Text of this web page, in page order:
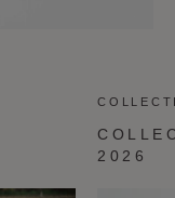
2026